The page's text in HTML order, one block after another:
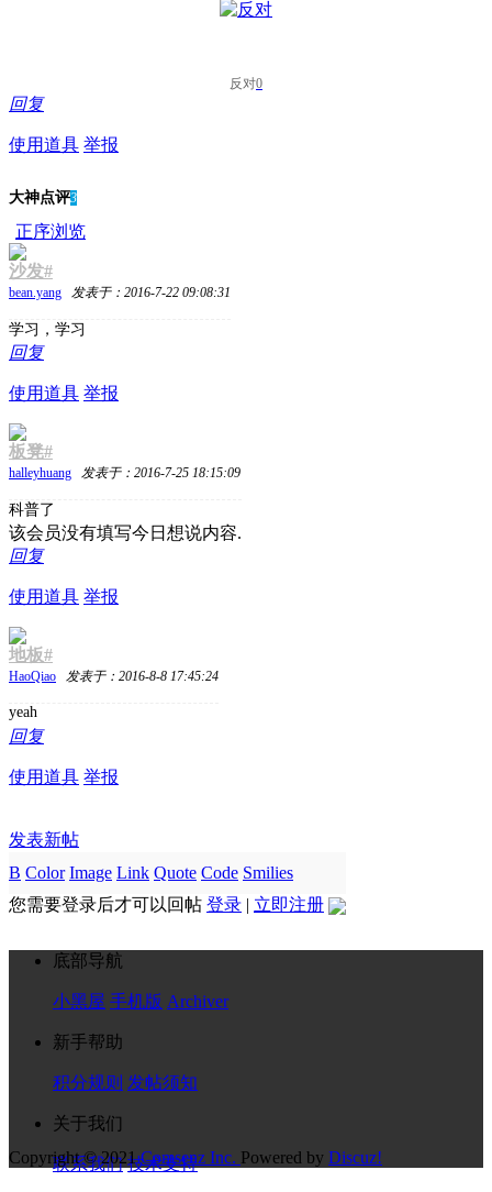
反对0
回复
使用道具 举报
大神点评3
正序浏览
沙发#
bean.yang 发表于：2016-7-22 09:08:31
学习，学习
回复
使用道具 举报
板凳#
halleyhuang 发表于：2016-7-25 18:15:09
科普了
该会员没有填写今日想说内容.
回复
使用道具 举报
地板#
HaoQiao 发表于：2016-8-8 17:45:24
yeah
回复
使用道具 举报
发表新帖
B Color Image Link Quote Code Smilies
您需要登录后才可以回帖 登录 | 立即注册
底部导航
小黑屋 手机版 Archiver
新手帮助
积分规则 发帖须知
关于我们
联系我们 技术支持
Copyright © 2021Comsenz Inc. Powered by Discuz!